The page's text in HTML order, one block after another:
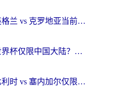
在国外看世界杯英格兰 vs 克罗地亚当前地区不可播放？这篇指南帮你搞定所有海外观赛难题
在海外看央视频世界杯仅限中国大陆？这篇指南帮你解锁中文解说+无卡顿直播
在海外看世界杯比利时 vs 塞内加尔仅限中国大陆？我找到了最流畅的中文解说之路